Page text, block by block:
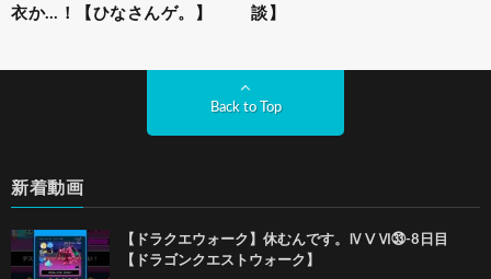
衣か…！【ひなさんゲ。】
談】
Back to Top
新着動画
【ドラクエウォーク】休むんです。ⅣⅤⅥ㉝-8日目
【ドラゴンクエストウォーク】